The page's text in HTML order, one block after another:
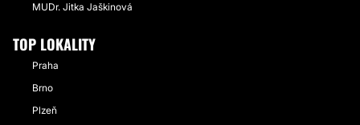
MUDr. Jitka Jaškinová
TOP LOKALITY
Praha
Brno
Plzeň